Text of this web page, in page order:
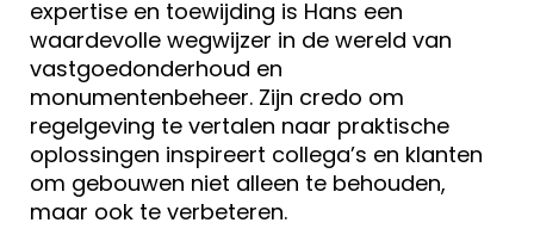
expertise en toewijding is Hans een
waardevolle wegwijzer in de wereld van
vastgoedonderhoud en
monumentenbeheer. Zijn credo om
regelgeving te vertalen naar praktische
oplossingen inspireert collega’s en klanten
om gebouwen niet alleen te behouden,
maar ook te verbeteren.